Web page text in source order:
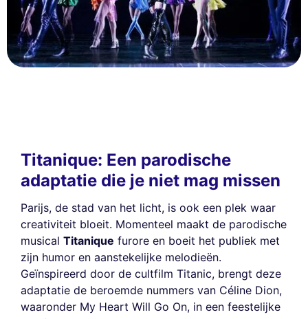
Titanique: Een parodische
adaptatie die je niet mag missen
Parijs, de stad van het licht, is ook een plek waar
creativiteit bloeit. Momenteel maakt de parodische
musical Titanique furore en boeit het publiek met
zijn humor en aanstekelijke melodieën.
Geïnspireerd door de cultfilm Titanic, brengt deze
adaptatie de beroemde nummers van Céline Dion,
waaronder My Heart Will Go On, in een feestelijke